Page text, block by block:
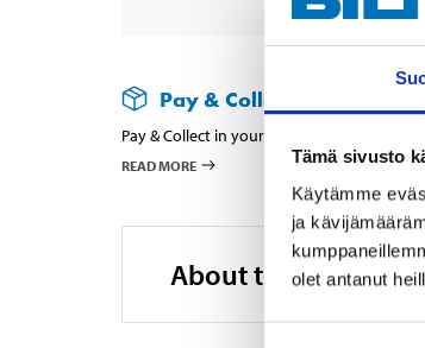
Tämä sivusto
Käytämme
ja
olet antanut
Pay & Collect
Pay & Collect in your local store within 2
READ MORE
About the